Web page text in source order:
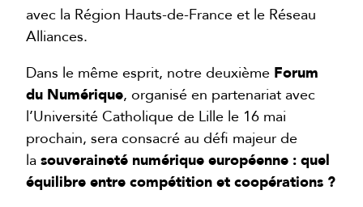
avec la Région Hauts-de-France et le Réseau
Alliances.
Dans le même esprit, notre deuxième Forum
du Numérique, organisé en partenariat avec
l’Université Catholique de Lille le 16 mai
prochain, sera consacré au défi majeur de
la souveraineté numérique européenne : quel
équilibre entre compétition et coopérations ?